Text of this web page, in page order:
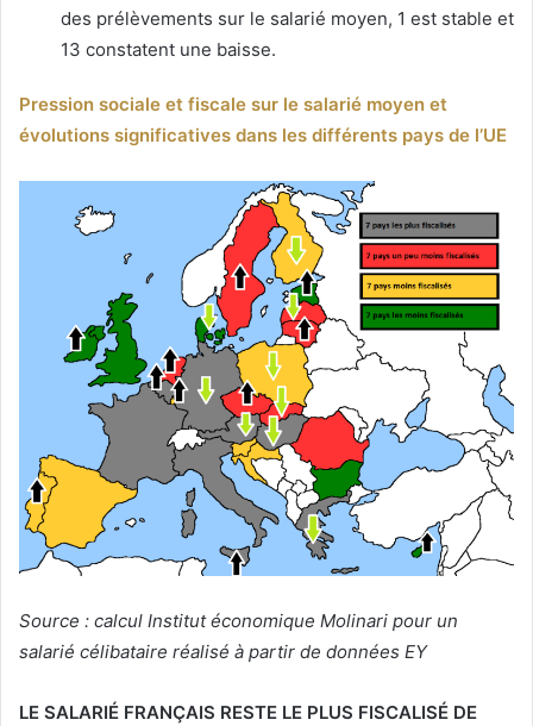
des prélèvements sur le salarié moyen, 1 est stable et
13 constatent une baisse.
Pression sociale et fiscale sur le salarié moyen et
évolutions significatives dans les différents pays de l’UE
Source : calcul Institut économique Molinari pour un
salarié célibataire réalisé à partir de données EY
LE SALARIÉ FRANÇAIS RESTE LE PLUS FISCALISÉ DE